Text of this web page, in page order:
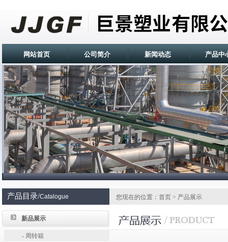
网站首页 公司简介 新闻动态 产品中
产品目录/Catalogue
新品展示
- 周转箱
您现在的位置：首页 > 产品展示